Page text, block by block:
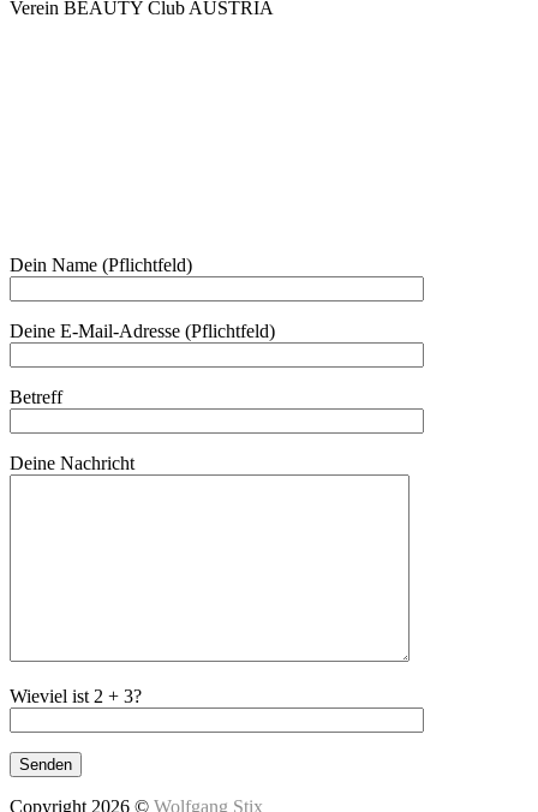
Verein BEAUTY Club AUSTRIA
Dein Name (Pflichtfeld)
Deine E-Mail-Adresse (Pflichtfeld)
Betreff
Deine Nachricht
Wieviel ist 2 + 3?
Copyright 2026 © Wolfgang Stix